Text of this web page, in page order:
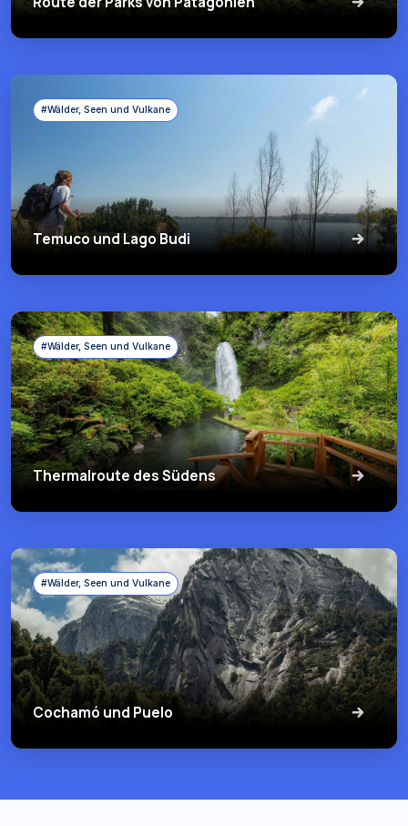
#Wälder, Seen und Vulkane
Temuco und Lago Budi
#Wälder, Seen und Vulkane
Thermalroute des Südens
#Wälder, Seen und Vulkane
Cochamó und Puelo